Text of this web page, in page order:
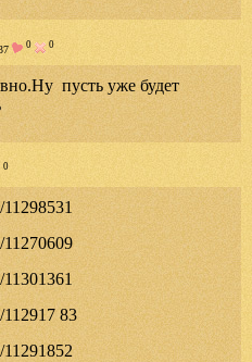
0 0
пусть уже будет
0
83